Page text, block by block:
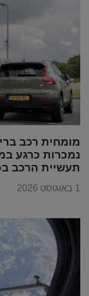
נמכרות כרגע
תעשיית הרכב
1 באוגוסט 2026